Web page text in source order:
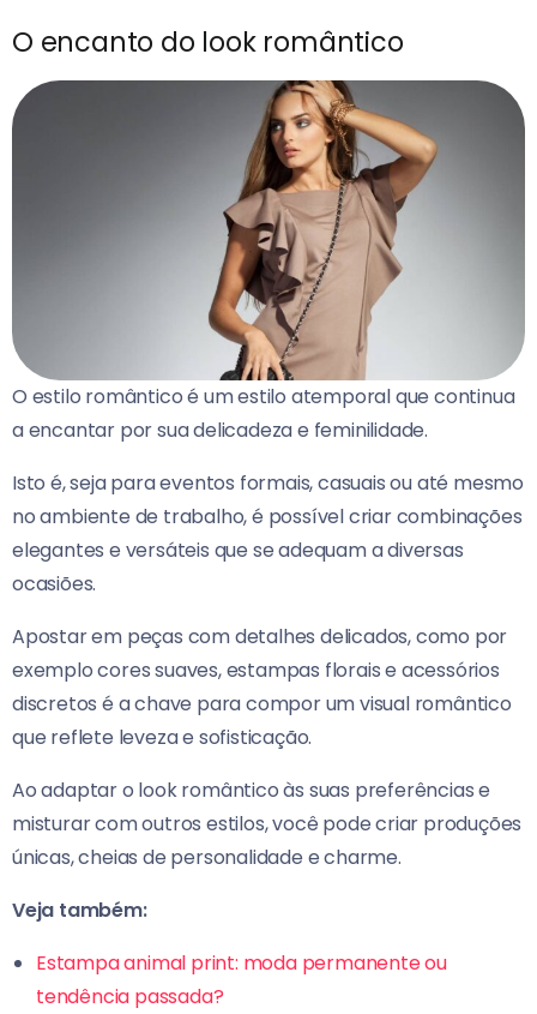
O encanto do look romântico
O estilo romântico é um estilo atemporal que continua
a encantar por sua delicadeza e feminilidade.
Isto é, seja para eventos formais, casuais ou até mesmo
no ambiente de trabalho, é possível criar combinações
elegantes e versáteis que se adequam a diversas
ocasiões.
Apostar em peças com detalhes delicados, como por
exemplo cores suaves, estampas florais e acessórios
discretos é a chave para compor um visual romântico
que reflete leveza e sofisticação.
Ao adaptar o look romântico às suas preferências e
misturar com outros estilos, você pode criar produções
únicas, cheias de personalidade e charme.
Veja também:
Estampa animal print: moda permanente ou
tendência passada?